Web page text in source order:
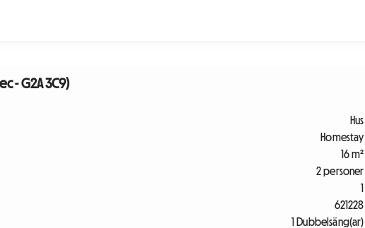
- G2A 3C9)
Hus
Homestay
16 m²
2 personer
1
621228
1 Dubbelsäng(ar)